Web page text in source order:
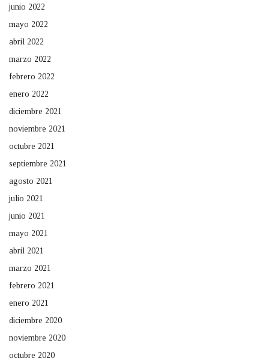
junio 2022
mayo 2022
abril 2022
marzo 2022
febrero 2022
enero 2022
diciembre 2021
noviembre 2021
octubre 2021
septiembre 2021
agosto 2021
julio 2021
junio 2021
mayo 2021
abril 2021
marzo 2021
febrero 2021
enero 2021
diciembre 2020
noviembre 2020
octubre 2020